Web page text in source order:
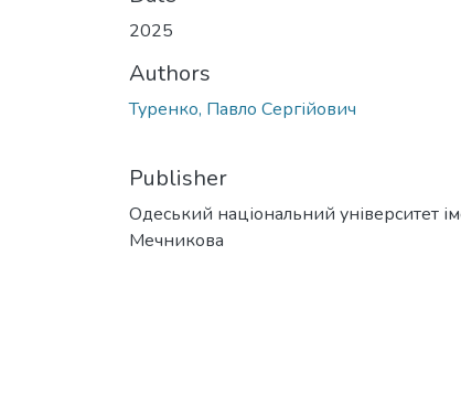
2025
Authors
Туренко, Павло Сергійович
Publisher
Одеський національний університет
Мечникова